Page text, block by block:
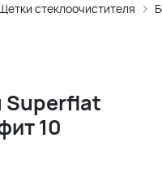
стеклоочистителя
Superflat
10